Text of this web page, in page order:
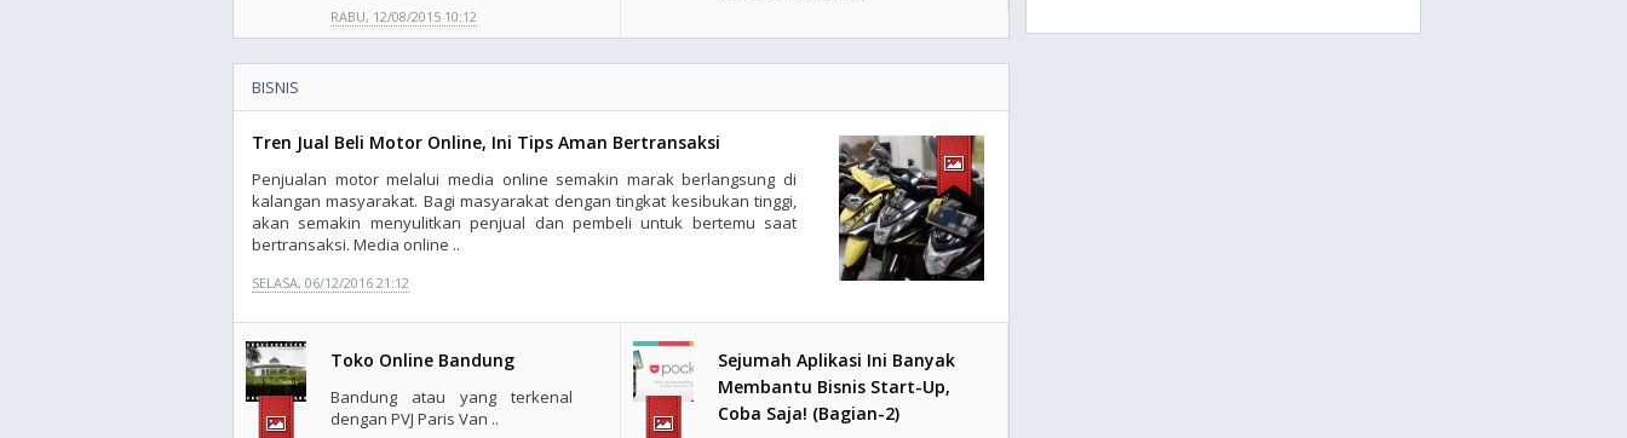
RABU, 12/08/2015 10:12
BISNIS
Tren Jual Beli Motor Online, Ini Tips Aman Bertransaksi
Penjualan motor melalui media online semakin marak berlangsung di
kalangan masyarakat. Bagi masyarakat dengan tingkat kesibukan tinggi,
akan semakin menyulitkan penjual dan pembeli untuk bertemu saat
bertransaksi. Media online ..
SELASA, 06/12/2016 21:12
Toko Online Bandung
Bandung atau yang terkenal
dengan PVJ Paris Van ..
Sejumah Aplikasi Ini Banyak
Membantu Bisnis Start-Up,
Coba Saja! (Bagian-2)